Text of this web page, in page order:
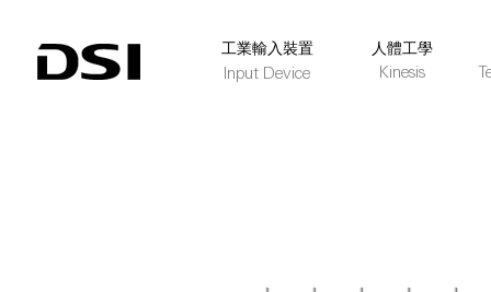
​工業輸入裝置
Input Device
人體工學
Kinesis